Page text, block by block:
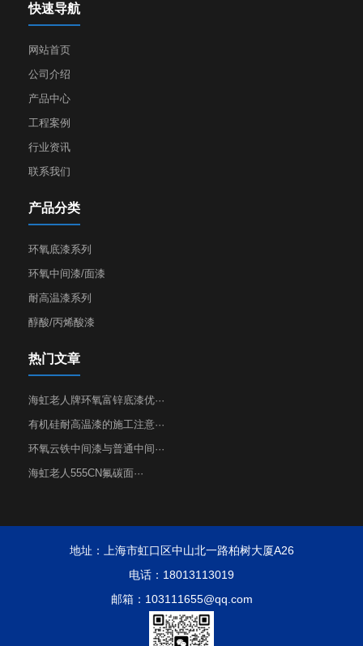
快速导航
网站首页
公司介绍
产品中心
工程案例
行业资讯
联系我们
产品分类
环氧底漆系列
环氧中间漆/面漆
耐高温漆系列
醇酸/丙烯酸漆
热门文章
海虹老人牌环氧富锌底漆优···
有机硅耐高温漆的施工注意···
环氧云铁中间漆与普通中间···
海虹老人555CN氟碳面···
地址：上海市虹口区中山北一路柏树大厦A26
电话：18013113019
邮箱：103111655@qq.com